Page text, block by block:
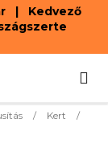
| Kedvező
KOSÁR
/ Kert
/